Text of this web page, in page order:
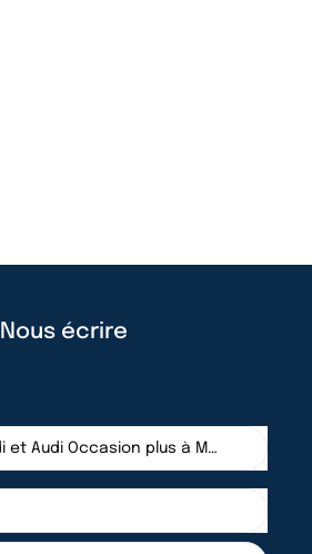
Nous écrire
Concession Audi et Audi Occasion plus à Melun